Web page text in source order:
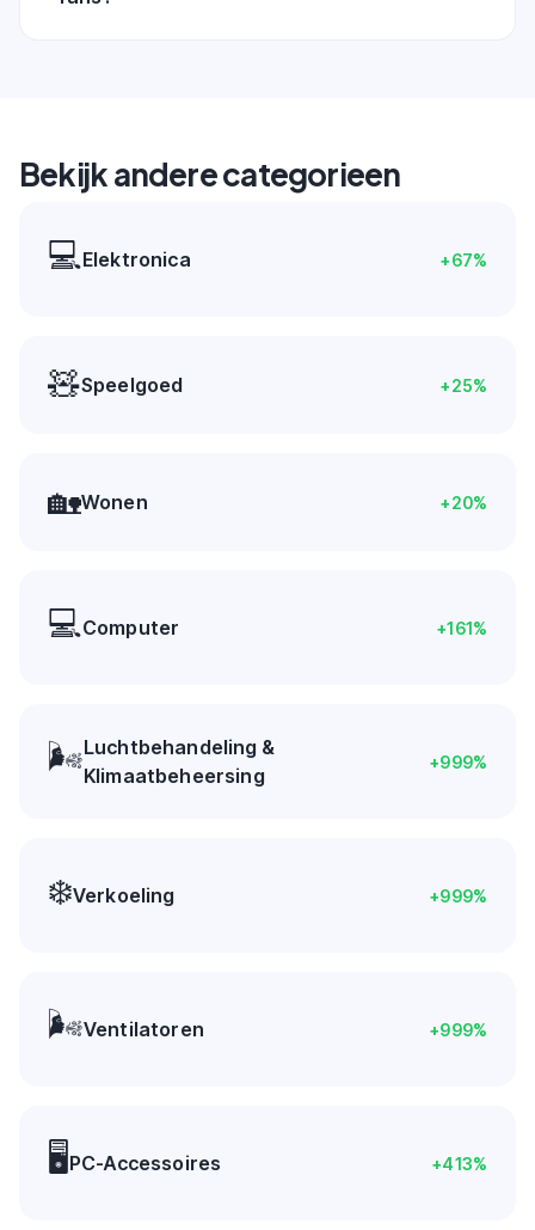
Bekijk andere categorieen
💻Elektronica +67%
🧸Speelgoed +25%
🏡Wonen +20%
💻Computer +161%
🌬️Luchtbehandeling &
Klimaatbeheersing
+999%
❄️Verkoeling +999%
🌬️Ventilatoren +999%
🖥️ PC-Accessoires +413%